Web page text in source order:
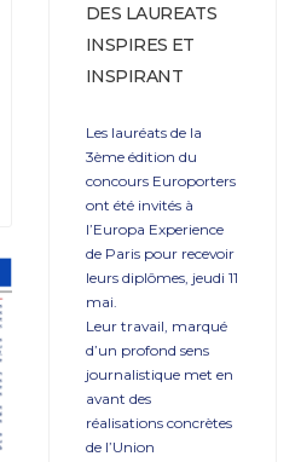
DES LAUREATS
INSPIRES ET
INSPIRANT
Les lauréats de la
3ème édition du
concours Europorters
ont été invités à
l’Europa Experience
de Paris pour recevoir
leurs diplômes, jeudi 11
mai.
Leur travail, marqué
d’un profond sens
journalistique met en
avant des
réalisations concrètes
de l’Union